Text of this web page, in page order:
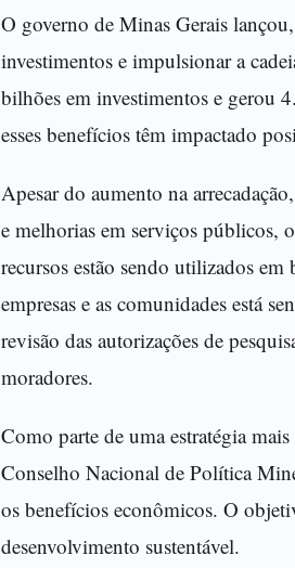
O governo de Minas Gerais
investimentos e impulsionar a
bilhões em investimentos e gerou
esses benefícios têm impactado
Apesar do aumento na
e melhorias em serviços públicos,
recursos estão sendo utilizados
empresas e as comunidades está
revisão das autorizações de
moradores.
Como parte de uma estratégia
Conselho Nacional de Política
os benefícios econômicos. O
desenvolvimento sustentável.